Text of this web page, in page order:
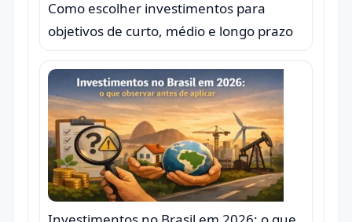
Como escolher investimentos para
objetivos de curto, médio e longo prazo